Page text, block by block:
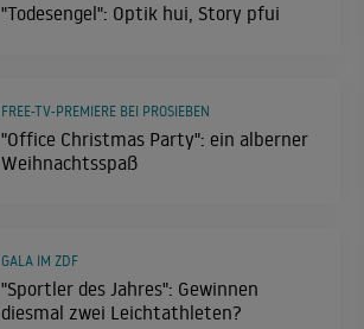
"Todesengel": Optik hui, Story pfui
"Office Christmas Party": ein alberner
Weihnachtsspaß
FREE-TV-PREMIERE BEI PROSIEBEN
"Sportler des Jahres": Gewinnen
diesmal zwei Leichtathleten?
GALA IM ZDF